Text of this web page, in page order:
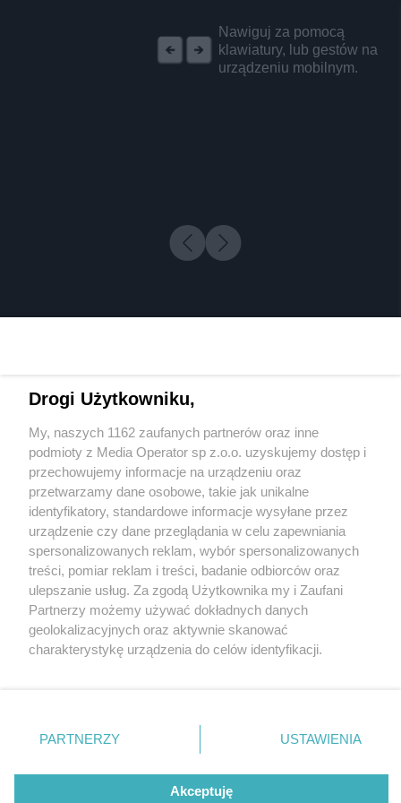
Nawiguj za pomocą
klawiatury, lub gestów na
urządzeniu mobilnym.
4 / 0
Wydawca mediów lokalnych
Nie zapomnij
zapoznać się z:
polityką prywatności
Twojemiasto
Piekary Śląskie
Chorzów
Tarnowskie Góry
Gliwice
Skontakuj sięz nami
Kontakt
Redakcja
Newsletter
Drogi Użytkowniku,
My, naszych 1162 zaufanych partnerów oraz inne
podmioty z Media Operator sp z.o.o. uzyskujemy dostęp i
przechowujemy informacje na urządzeniu oraz
przetwarzamy dane osobowe, takie jak unikalne
identyfikatory, standardowe informacje wysyłane przez
urządzenie czy dane przeglądania w celu zapewniania
spersonalizowanych reklam, wybór spersonalizowanych
treści, pomiar reklam i treści, badanie odbiorców oraz
ulepszanie usług. Za zgodą Użytkownika my i Zaufani
Partnerzy możemy używać dokładnych danych
geolokalizacyjnych oraz aktywnie skanować
charakterystykę urządzenia do celów identyfikacji.
zmienić/wycofać klikając przycisk ustawień prywatności
znajdujący się w lewym dolnym rogu strony
rodzaje przetwarzania danych nie wymagają zgody
użytkownika, ale masz prawo sprzeciwić się takiemu
PARTNERZY USTAWIENIA
Akceptuję